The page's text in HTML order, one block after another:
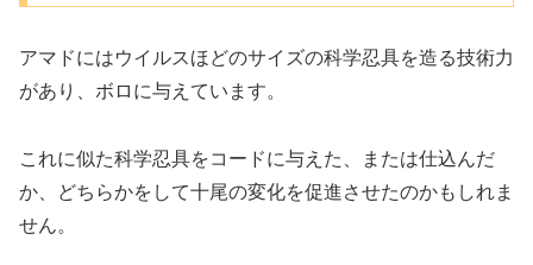
アマドにはウイルスほどのサイズの科学忍具を造る技術力
があり、ボロに与えています。
これに似た科学忍具をコードに与えた、または仕込んだ
か、どちらかをして十尾の変化を促進させたのかもしれま
せん。